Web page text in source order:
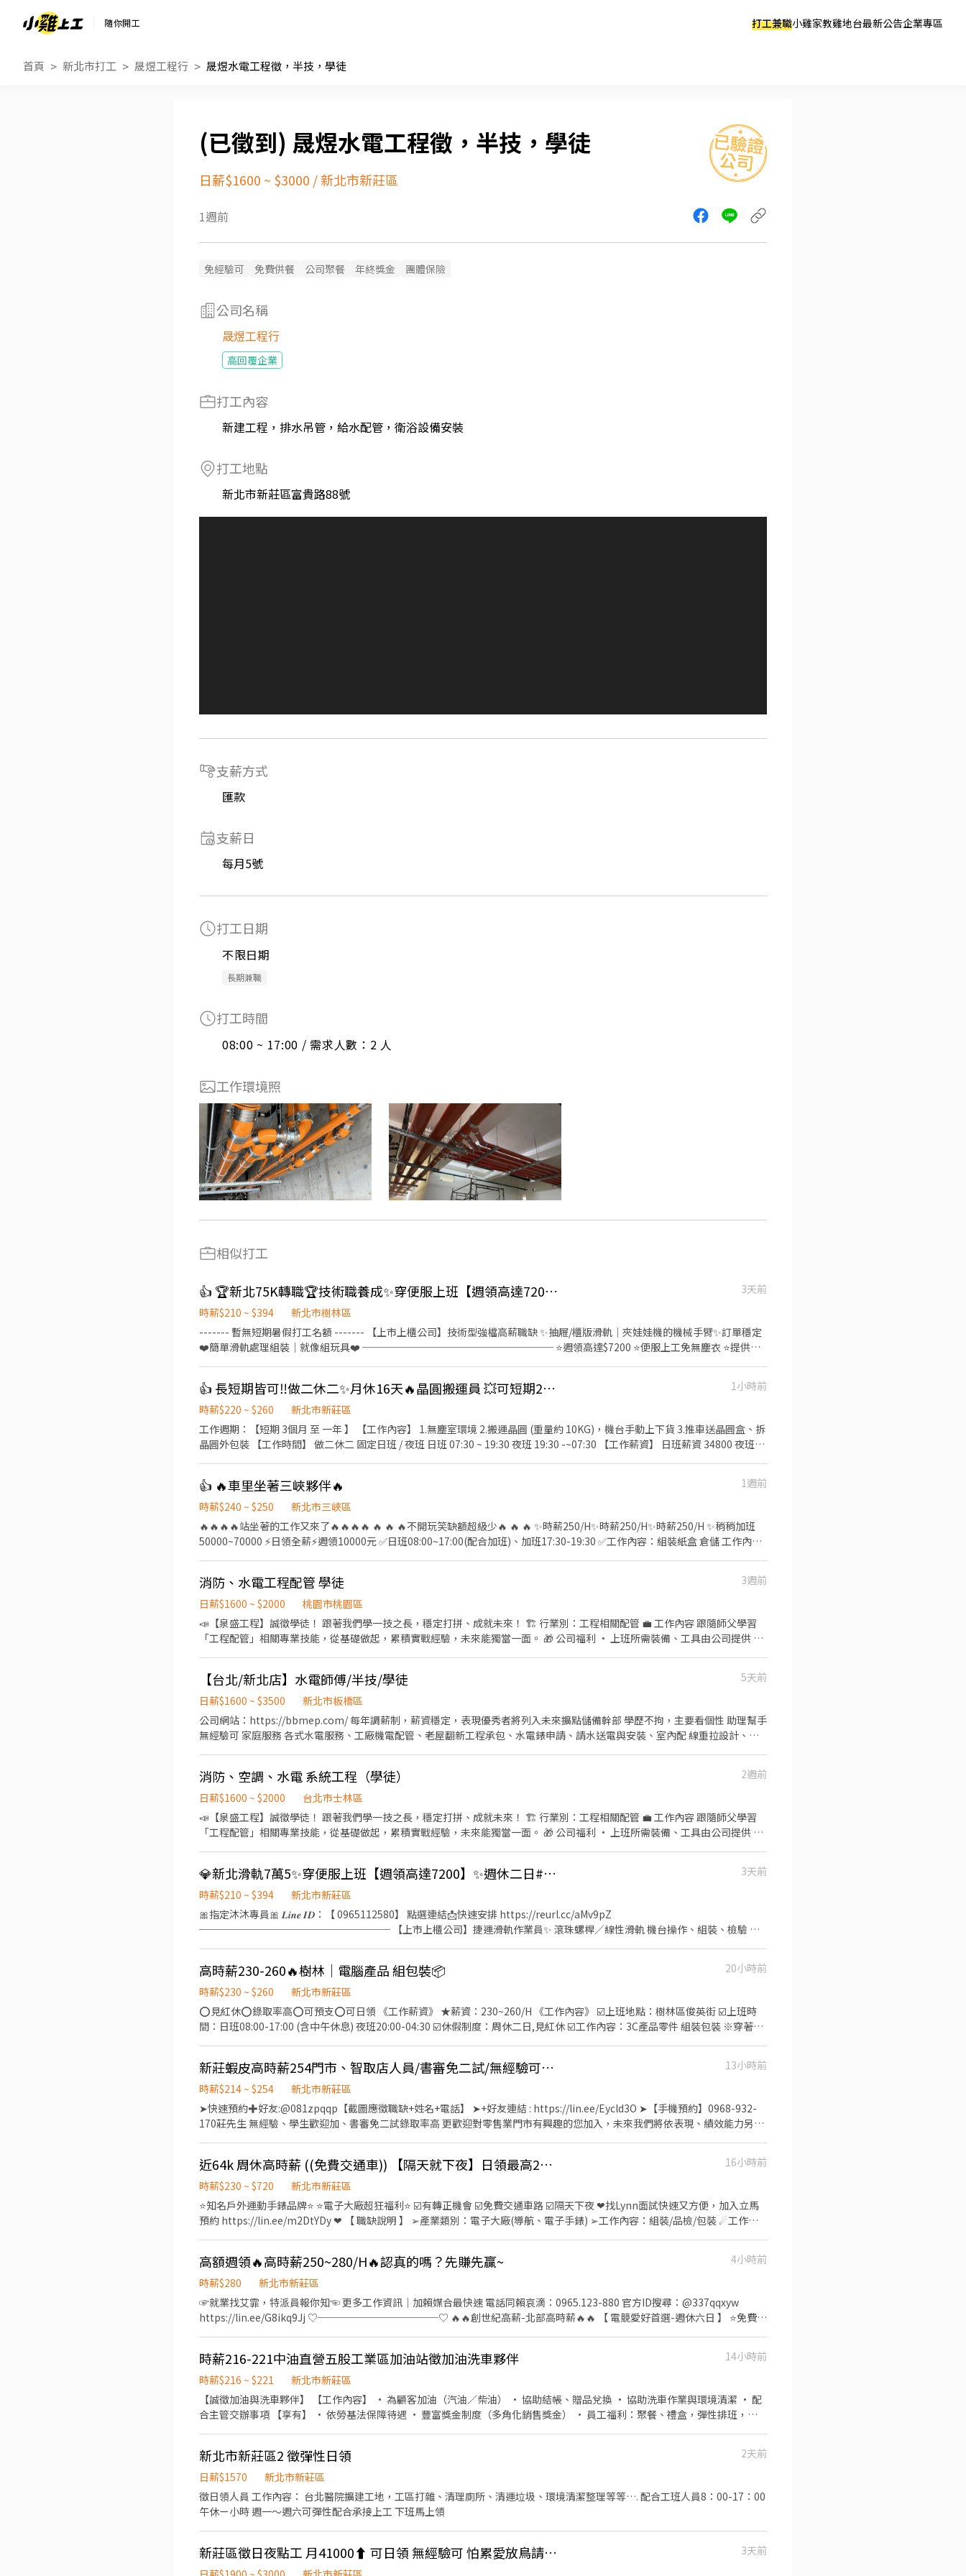
隨你開工 打工兼職小雞家教雞地台最新公告企業專區
首頁 新北市打工 晟煜工程行 晟煜水電工程徵，半技，學徒
晟煜水電工程徵，半技，學徒
日薪$1600 ~ $3000 /新北市新莊區
1週前
免經驗可 免費供餐 公司聚餐 年終獎金 團體保險
公司名稱
晟煜工程行
高回覆企業
打工內容
新建工程，排水吊管，給水配管，衛浴設備安裝
打工地點
新北市新莊區富貴路88號
支薪方式
匯款
支薪日
每月5號
打工日期
不限日期
長期兼職
打工時間
08:00 ~ 17:00 / 需求人數：2 人
工作環境照
相似打工
👍 🏆新北75K轉職🏆技術職養成✨穿便服上班【週領高達7200】✨週休二日#高錄取
3天前
時薪$210 ~ $394
新北市樹林區
------- 暫無短期暑假打工名額 ------- 【上市上櫃公司】技術型強檔高薪職缺 ✨抽屜/櫃版滑軌｜夾娃娃機的機械手臂✨訂單穩定
❤️簡單滑軌處理組裝｜就像組玩具❤️ ─────────────────── ⭐️週領高達$7200 ⭐️便服上工免無塵衣 ⭐️提供免
間/薪資】-含津貼加班- ➡️日班08:00~17:00 時薪$210 約$36960~67000 ➡️夜班20:00~05:00 時薪$235 約$41360~75600 - ✨✨鄰
近地標✨✨ ✈️三多國中1分 ✈️興仁花園夜市2分鐘 ✈️樹林國民運動中心4分鐘 ✈️樹林家樂福6分鐘 ✈️秀泰影城8分鐘 ✈️樹林火車站8
分鐘 - ─────────────────── 📲應徵方式： ✦高薪職缺找【林林🎀Luna】✦ 📩ID：@953jhhqr (要加@) ➡️
點擊快速✚好友： https://lin.ee/o0sJSJk ☎️預約專線：0965-236580
👍 長短期皆可‼️做二休二✨月休16天🔥晶圓搬運員 💥可短期2-3個月
1小時前
時薪$220 ~ $260
新北市新莊區
工作週期：【短期 3個月 至 一年 】 【工作內容】 1.無塵室環境 2.搬運晶圓 (重量約 10KG)，機台手動上下貨 3.推車送晶圓盒、拆
晶圓外包裝 【工作時間】 做二休二 固定日班 / 夜班 日班 07:30 ~ 19:30 夜班 19:30 -~07:30 【工作薪資】 日班薪資 34800 夜班薪
路2號 📩 【火速卡位應徵流程】 ➊ 點擊填寫廠商制式履歷（1分鐘完成，快速安排送審）： 👉https://reurl.cc/R2p0LG 🔒 【隱
私防線】個資僅供廠商審核，敏感欄位（身分證/詳細地址）錄取前皆可先不填！ ➋加入留言： 👉https://lin.ee/OBnhVN5 私訊
留下 ⌜姓名+電話 +應徵半導體大廠」💥
👍 🔥車里坐著三峽夥伴🔥
1週前
時薪$240 ~ $250
新北市三峽區
🔥🔥🔥🔥站坐著的工作又來了🔥🔥🔥🔥 🔥 🔥 🔥不開玩笑缺額超級少🔥 🔥 🔥 ✨時薪250/H✨時薪250/H✨時薪250/H ✨稍稍加班
50000~70000 ⚡️日領全薪⚡️週領10000元 ✅日班08:00~17:00(配合加班)、加班17:30-19:30 ✅工作內容：組裝紙盒 倉儲 工作內容
溪#桃園#新北 #周休六日 #簡單包裝 #日領現金 #坐著上班 #立即上公 加上我的官方：tseng0411 電話：0906825976 專員: 威先
生
消防、水電工程配管 學徒
3週前
日薪$1600 ~ $2000
桃園市桃園區
📣【泉盛工程】誠徵學徒！ 跟著我們學一技之長，穩定打拼、成就未來！ 🏗️ 行業別：工程相關配管 💼 工作內容 跟隨師父學習
「工程配管」相關專業技能，從基礎做起，累積實戰經驗，未來能獨當一面。 🎁 公司福利 • 上班所需裝備、工具由公司提供 •
$1600／日 • 工作滿一個月即調薪🔝 • 滿三個月，出勤穩定、態度良好者即可升遷🔝 • 正式員工享有更快的加薪與升遷機會，
責任越大，回報越多 • 成為管理者後，參與分紅制度，共享成果！ 🔍 我們在找這樣的你 我們希望培養的，是對工作有責任感、
有企圖心、肯學肯做的人才。如果你認為你是這樣的夥伴，想與我們一起成長—— 📞 歡迎直接來電！ 李老闆：0930-789-557
（來電請告知是看到徵才訊息）
【台北/新北店】水電師傅/半技/學徒
5天前
日薪$1600 ~ $3500
新北市板橋區
公司網站：https://bbmep.com/ 每年調薪制，薪資穩定，表現優秀者將列入未來擴點儲備幹部 學歷不拘，主要看個性 助理幫手
無經驗可 家庭服務 各式水電服務、工廠機電配管、老屋翻新工程承包、水電錶申請、請水送電與安裝、室內配 線重拉設計、商
消防、空調、水電 系統工程（學徒）
2週前
日薪$1600 ~ $2000
台北市士林區
📣【泉盛工程】誠徵學徒！ 跟著我們學一技之長，穩定打拼、成就未來！ 🏗️ 行業別：工程相關配管 💼 工作內容 跟隨師父學習
「工程配管」相關專業技能，從基礎做起，累積實戰經驗，未來能獨當一面。 🎁 公司福利 • 上班所需裝備、工具由公司提供 •
$1600／日 • 工作滿一個月即調薪🔝 • 滿三個月，出勤穩定、態度良好者即可升遷🔝 • 正式員工享有更快的加薪與升遷機會，
責任越大，回報越多 • 成為管理者後，參與分紅制度，共享成果！ 🔍 我們在找這樣的你 我們希望培養的，是對工作有責任感、
有企圖心、肯學肯做的人才。如果你認為你是這樣的夥伴，想與我們一起成長—— 📞 歡迎直接來電！ 李老闆：0930-789-557
（來電請告知是看到徵才訊息）
💎新北滑軌7萬5✨穿便服上班【週領高達7200】✨週休二日#高錄取
3天前
時薪$210 ~ $394
新北市新莊區
🎀指定沐沐專員🎀 𝑳𝒊𝒏𝒆 𝑰𝑫：【 0965112580】 點選連結📩快速安排 https://reurl.cc/aMv9pZ
─────────────────── 【上市上櫃公司】捷運滑軌作業員✨ 滾珠螺桿／線性滑軌 機台操作、組裝、檢驗 周
─────────────────── ✨✨鄰近地標✨✨ ✈️三多國中1分 ✈️興仁花園夜市2分鐘 ✈️樹林國民運動中心4分鐘 ✈️
樹林家樂福6分鐘 ✈️秀泰影城8分鐘 ✈️樹林火車站8分鐘 ─────────────────── ⭕享勞保/健保/團保/勞退6%
⭕環境乾淨明亮 ⭕專員親自詳細解說工作內容
高時薪230-260🔥樹林｜電腦產品 組包裝📦
20小時前
時薪$230 ~ $260
新北市新莊區
⭕️見紅休⭕️錄取率高⭕️可預支⭕️可日領 《工作薪資》 ★薪資：230~260/H 《工作內容》 ☑️上班地點：樹林區俊英街 ☑️上班時
間：日班08:00-17:00 (含中午休息) 夜班20:00-04:30 ☑️休假制度：周休二日,見紅休 ☑️工作內容：3C產品零件 組裝包裝 ※穿著靜
新莊蝦皮高時薪254門市、智取店人員/書審免二試/無經驗可/學生可-KO
13小時前
時薪$214 ~ $254
新北市新莊區
➤快速預約✚好友:@081zpqqp【截圖應徵職缺+姓名+電話】 ➤+好友連結 : https://lin.ee/Eycld3O ➤【手機預約】0968-932-
170莊先生 無經驗、學生歡迎加、書審免二試錄取率高 更歡迎對零售業門市有興趣的您加入，未來我們將依表現、績效能力另行
運、維護 2. 負責包裹收寄、搬運、盤點、理貨等 3. 負責商品銷售、上架排面、進貨、補貨 4. 提供顧客接待、收銀結帳等服務 5.
維持門市作業區環境、清潔維護作業 6. 配合調店、門市支援 智取店人員工作內容如下： 1. 協助門市營運：包裹收寄、搬運、盤
點、理貨、上架等 2. 維持門市作業區環境、清潔維護作業 3. 智取店為無人商店，有跑點需求(少數區域除外) 早班、午班、全班兼
職人員每日工作門店會分在3-5間門市排班 晚班兼職人員每日工作門店會分在2-3間門市排班 4. 須配合蝦皮店到店工作內容調整
5. 偶爾須配合鄰近有人店門市支援 門市人員上班時間 : 早班:全11:00-19:30、兼職10:30-17:00、11:00-17:30 午班:兼職
15:00~19:00 晚班:全14:15-22:45、兼職16:15-22:45、18:45-22:45 智取店上班時間: 早班時薪:07:00~12:00、0730-1230、0800-
1300、0830-1330(早班4個時段任選) 午班時薪:15:00~19:00 晚班時薪:1730~2130、1800~2200、1830~2230(晚班3個時段任
選) 全天班時薪 : 0700-1330 & 1730-2400，兩頭班 【工-作-地-點】 新莊建中 - 智取店 新北市新莊區建中街104號1樓 新莊民有 -
智取店 新北市新莊區西盛街158巷5號1樓 新莊立信 - 智取店 新北市新莊區立信一街60號1樓 新莊中安 - 智取店 新北市新莊區中安
街5巷21號1樓 新莊八德 - 智取店 新北市新莊區八德街81號1樓 新莊幸福 - 智取店 新北市新莊區幸福路27號1樓 新莊化成 - 智取店
新北市新莊區化成路146號1樓 新莊昌平 - 智取店 新北市新莊區榮華路一段115號1樓 新莊輔大 - 智取店 新北市新莊區中正路516
之32號1樓 新莊昌盛 - 智取店 新北市新莊區昌盛街70號1樓 新莊西盛 - 智取店 新北市新莊區西盛街441號1樓 新莊豐年 - 智取店
新北市新莊區豐年街84號1、2樓 新莊四維 - 智取店 新北市新莊區四維路21號1樓 新莊立志 - 智取店 新北市新莊區新泰路412之1
號1樓 新莊中興 - 智取店 新北市新莊區中興街21號1樓 新莊自立 - 智取店 新北市新莊區自立街186號1樓 新莊體育 - 智取店 新北市
新莊區公園路95號1樓 新莊建國 - 智取店 新北市新莊區建國一路86號1樓 新莊中港二 - 智取店 新北市新莊區中港一街126號1樓
新莊中原 - 智取店 新北市新莊區中原路225號1樓 新莊五工店 新北市新莊區五工路92號1樓 新莊中信 - 智取店 新北市新莊區中信
街53號1樓 新莊福德 - 智取店 新北市新莊區福德一街70號1樓 新莊中正 - 智取店 新北市新莊區中正路881-16號1樓 新莊萬安 - 智
58號1樓 新莊復興二店 新北市新莊區復興路二段182號 新莊公園店 新北市新莊區公園路60號 新莊建福店 新北市新莊區建福路59
巷13號 新莊瓊泰 - 智取店 新北市新莊區瓊泰路188之1號 新莊雙鳳店 新北市新莊區雙鳳路34號 新莊龍安店 新北市新莊區龍安路
287號 新莊昌隆店 新北市新莊區昌隆街20號 新莊復興 - 智取店 新北市新莊區復興路一段9號 新莊明志店 新北市新莊區明志路17
號 新莊民安店 新北市新莊區民安西路201號 新莊中平店 新北市新莊區中平路184巷32號 新莊思源店 新北市新莊區思源路332巷
30號 -以上地址皆可應徵- ❤️❤️名額有限＿為您找到最符合需求的天使職缺。❤️❤️
近64k 周休高時薪 ((免費交通車)) 【隔天就下夜】日領最高2880/固定班
16小時前
時薪$230 ~ $720
新北市新莊區
⭐️知名戶外運動手錶品牌⭐️ ⭐️電子大廠超狂福利⭐️ ☑️有轉正機會 ☑️免費交通車路 ☑️隔天下夜 ❤找Lynn面試快速又方便，加入立馬
預約 https://lin.ee/m2DtYDy ❤ 【 職缺說明 】 ➢產業類別：電子大廠(導航、電子手錶) ➢工作內容：組裝/品檢/包裝 ☄工作地
薪270 ，平均領薪約63K ❤️ 休假制度： 周休二日(休假不加班 只加平日2H，可選休六日或日一) ❤️ 供餐說明:餐費補助，1餐補助
85 ▬▬▬▬【免費交通車專案】▬▬▬▬ ❤ 日班 #八德線 #桃園線 #桃園經國線 #林口線 #丹鳳線 #土城線 #蘆洲三重線 #板橋新
莊線 #五股線 #泰山線 #鶯歌線 #三峽鶯歌線 #桃鶯線 #龜山線 ❤ 夜班 #八德線 #泰山線 #板橋新莊線 #鶯歌線 #蘆洲三重線 ❤找
Lynn面試快速又方便，加入立馬預約➜ @084hirvg❤ ═══════════════════════════ ►可按連結
填寫線上履歷優先推薦安排 https://reurl.cc/lzaLaq ►請按連結加入官方聯繫後續 https://lin.ee/m2DtYDy 歡迎加聯繫~找琳恩
高額週領🔥高時薪250~280/H🔥認真的嗎？先賺先贏~
4小時前
時薪$280
新北市新莊區
☞就業找艾霏，特派員報你知☜ 更多工作資訊｜加賴媒合最快速 電話同賴哀滴：0965.123-880 官方ID搜尋：@337qqxyw
https://lin.ee/G8ikq9Jj ♡────────────♡ 🔥🔥創世紀高薪-北部高時薪🔥🔥 【 電競愛好首選-週休六日 】 ⭐免費供
約：49280~85000(含津貼及加班) ‼️夜班目前沒有缺額，可先加賴備註 電腦散熱片、電競水冷散熱器 目前安排單位：品檢 簡易組
包裝、檢驗、生產 －－－－－ ⭐以上皆有勞健保、勞退6% ⭐正規公司，營業登記 ⭐實體門市店面 ⭐薪資皆含津貼 📍非詐騙，請
勿聽信來不明的職缺工作！ 📍拒絕冒牌貨！保障自己的權益！ －－－－－－ 👉預約報名找艾霏👈 官方ID搜尋：@337qqxyw
+好友連結：https://lin.ee/G8ikq9Jj 電話：0965-123880 #因面試有人流座位限制 有收到面試通知才算預約成功，才可面試。
務必洽詢艾霏專員登記！
時薪216-221中油直營五股工業區加油站徵加油洗車夥伴
14小時前
時薪$216 ~ $221
新北市新莊區
【誠徵加油與洗車夥伴】 【工作內容】 • 為顧客加油（汽油／柴油） • 協助結帳、贈品兌換 • 協助洗車作業與環境清潔 • 配
合主管交辦事項 【享有】 • 依勞基法保障待遇 • 豐富獎金制度（多角化銷售獎金） • 員工福利：聚餐、禮盒，彈性排班，團
新北市新莊區2 徵彈性日領
2天前
日薪$1570
新北市新莊區
徵日領人員 工作內容： 台北醫院擴建工地，工區打雜、清理廁所、清運垃圾、環境清潔整理等等…. 配合工班人員8：00-17：00
午休ㄧ小時 週一～週六可彈性配合承接上工 下班馬上領
新莊區徵日夜點工 月41000⬆️ 可日領 無經驗可 怕累愛放鳥請勿應徵
3天前